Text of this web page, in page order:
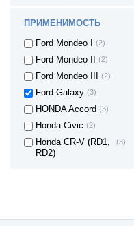
ПРИМЕНИМОСТЬ
FORD TRANSIT
Ford Mondeo I (2)
Ford Mondeo II (2)
Ford Mondeo III (2)
Ford Galaxy (3)
HONDA Accord (3)
Honda Civic (2)
Honda CR-V (RD1,
RD2)
(3)